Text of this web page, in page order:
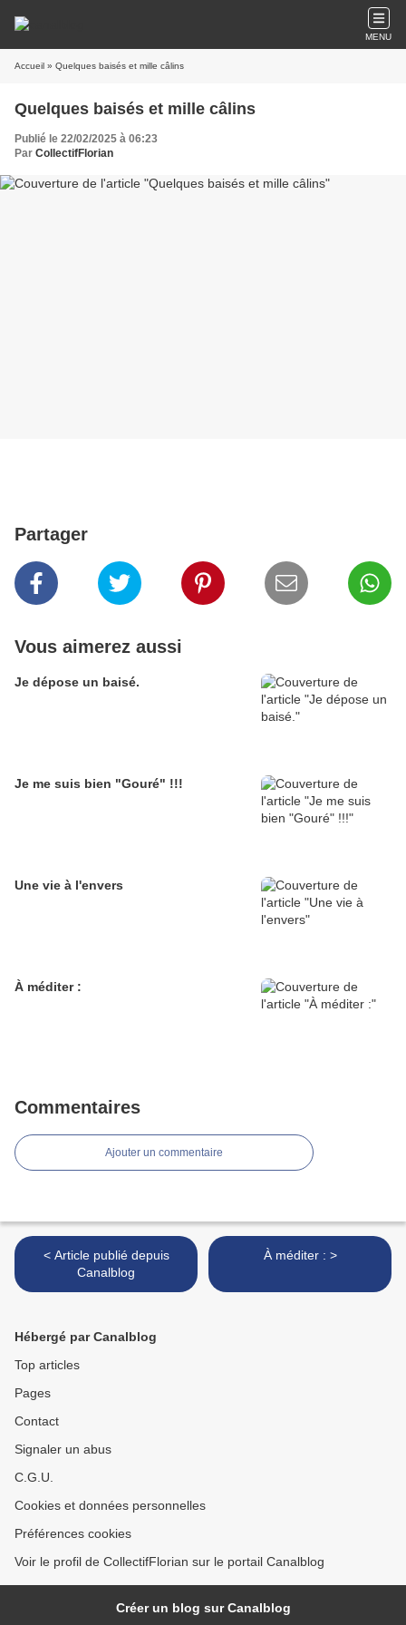
MENU
Accueil » Quelques baisés et mille câlins
Quelques baisés et mille câlins
Publié le 22/02/2025 à 06:23
Par CollectifFlorian
Partager
Vous aimerez aussi
Je dépose un baisé.
Je me suis bien "Gouré" !!!
Une vie à l'envers
À méditer :
Commentaires
Ajouter un commentaire
< Article publié depuis
Canalblog
À méditer : >
Hébergé par Canalblog
Top articles
Pages
Contact
Signaler un abus
C.G.U.
Cookies et données personnelles
Préférences cookies
Voir le profil de CollectifFlorian sur le portail Canalblog
Créer un blog sur Canalblog